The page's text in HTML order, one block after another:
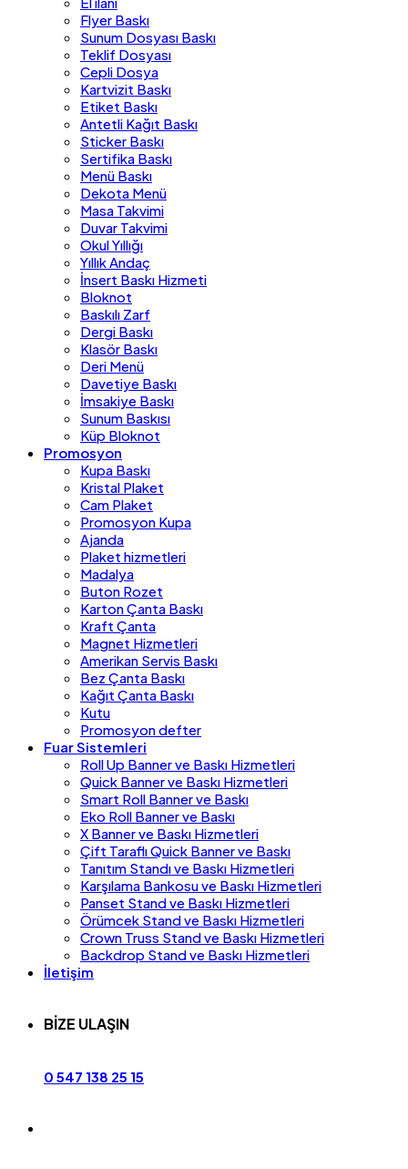
Flyer Baskı
Sunum Dosyası Baskı
Teklif Dosyası
Cepli Dosya
Kartvizit Baskı
Etiket Baskı
Antetli Kağıt Baskı
Sticker Baskı
Sertifika Baskı
Menü Baskı
Dekota Menü
Masa Takvimi
Duvar Takvimi
Okul Yıllığı
Yıllık Andaç
İnsert Baskı Hizmeti
Bloknot
Baskılı Zarf
Dergi Baskı
Klasör Baskı
Deri Menü
Davetiye Baskı
İmsakiye Baskı
Sunum Baskısı
Küp Bloknot
Promosyon
Kupa Baskı
Kristal Plaket
Cam Plaket
Promosyon Kupa
Ajanda
Plaket hizmetleri
Madalya
Buton Rozet
Karton Çanta Baskı
Kraft Çanta
Magnet Hizmetleri
Amerikan Servis Baskı
Bez Çanta Baskı
Kağıt Çanta Baskı
Kutu
Promosyon defter
Fuar Sistemleri
Roll Up Banner ve Baskı Hizmetleri
Quick Banner ve Baskı Hizmetleri
Smart Roll Banner ve Baskı
Eko Roll Banner ve Baskı
X Banner ve Baskı Hizmetleri
Çift Taraflı Quick Banner ve Baskı
Tanıtım Standı ve Baskı Hizmetleri
Karşılama Bankosu ve Baskı Hizmetleri
Panset Stand ve Baskı Hizmetleri
Örümcek Stand ve Baskı Hizmetleri
Crown Truss Stand ve Baskı Hizmetleri
Backdrop Stand ve Baskı Hizmetleri
İletişim
BİZE ULAŞIN
0 547 138 25 15